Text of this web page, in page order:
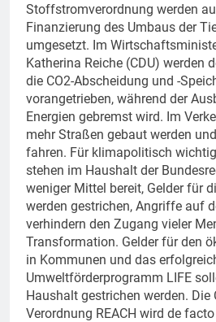
Stoffstromverordnung werden
Finanzierung des Umbaus der
umgesetzt. Im
Katherina Reiche (CDU) werden
die CO2-Abscheidung und -
vorangetrieben, während der
Energien gebremst wird. Im
mehr Straßen gebaut werden
fahren. Für klimapolitisch
stehen im Haushalt der
weniger Mittel bereit, Gelder für
werden gestrichen, Angriffe auf
verhindern den Zugang vieler
Transformation. Gelder für den
in Kommunen und das
Umweltförderprogramm LIFE
Haushalt gestrichen werden. Die
Verordnung REACH wird de